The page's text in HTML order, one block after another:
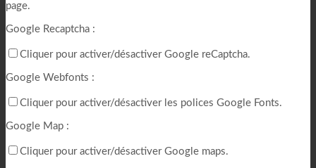
page.
Google Recaptcha :
Cliquer pour activer/désactiver Google reCaptcha.
Google Webfonts :
Cliquer pour activer/désactiver les polices Google Fonts.
Google Map :
Cliquer pour activer/désactiver Google maps.